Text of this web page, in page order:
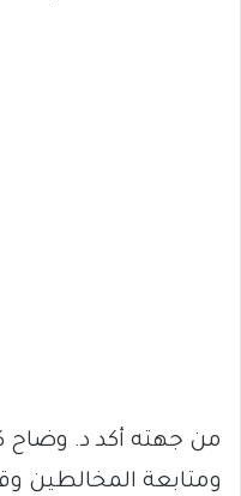
من جهته أكد د. وضاح
ومتابعة المخالطين